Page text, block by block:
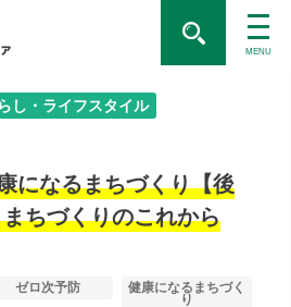
MENU
し・ライフスタイル
になるまちづくり【後
ちづくりのこれから
ゼロ次予防
健康になるまちづく
り